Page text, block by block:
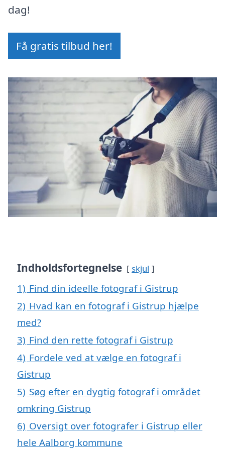
dag!
Få gratis tilbud her!
Indholdsfortegnelse skjul
1) Find din ideelle fotograf i Gistrup
2) Hvad kan en fotograf i Gistrup hjælpe
med?
3) Find den rette fotograf i Gistrup
4) Fordele ved at vælge en fotograf i
Gistrup
5) Søg efter en dygtig fotograf i området
omkring Gistrup
6) Oversigt over fotografer i Gistrup eller
hele Aalborg kommune